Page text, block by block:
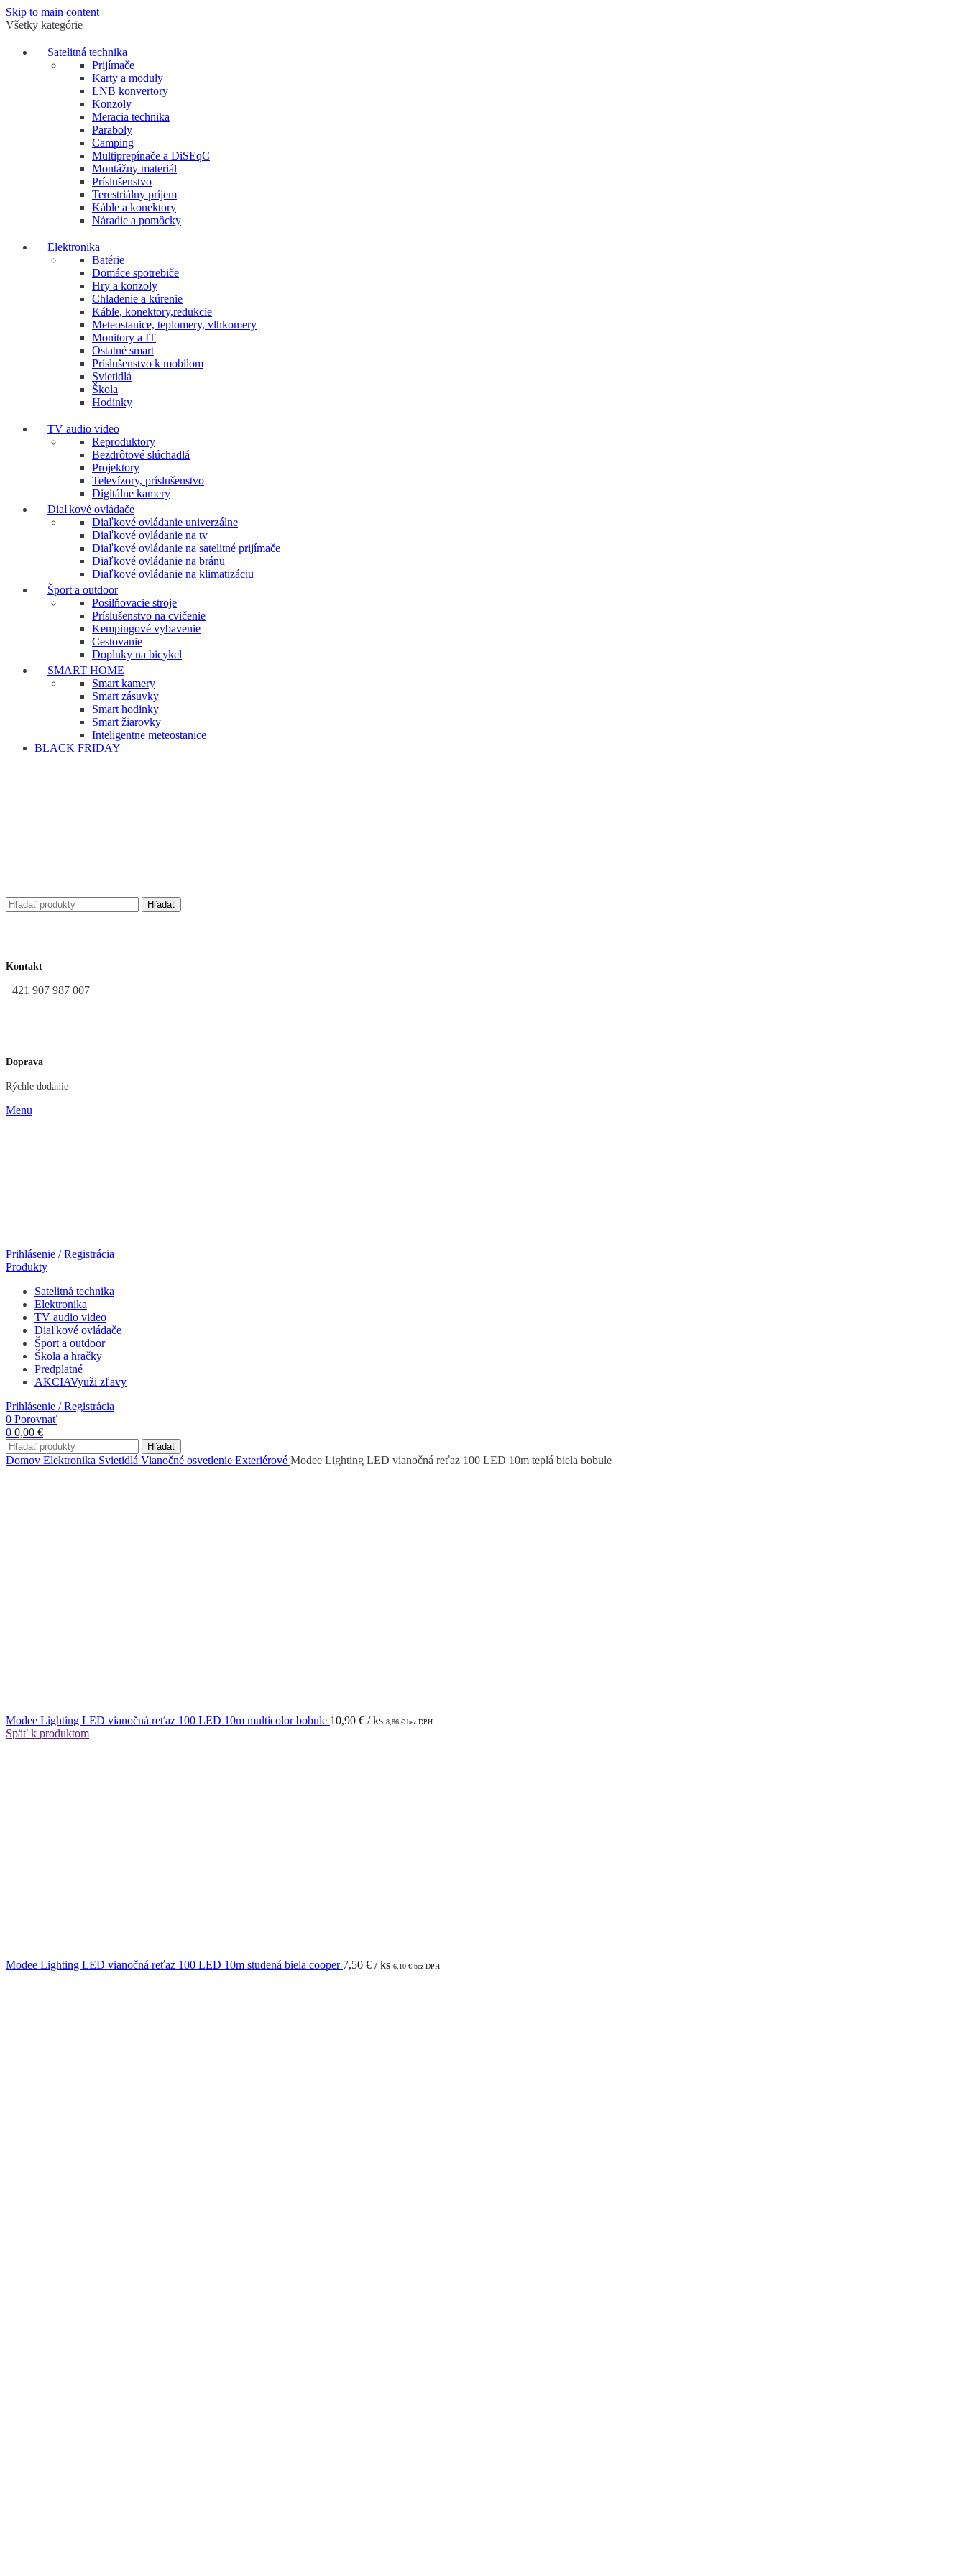
Skip to main content
Všetky kategórie
Satelitná technika
Prijímače
Karty a moduly
LNB konvertory
Konzoly
Meracia technika
Paraboly
Camping
Multiprepínače a DiSEqC
Montážny materiál
Príslušenstvo
Terestriálny príjem
Káble a konektory
Náradie a pomôcky
Elektronika
Batérie
Domáce spotrebiče
Hry a konzoly
Chladenie a kúrenie
Káble, konektory,redukcie
Meteostanice, teplomery, vlhkomery
Monitory a IT
Ostatné smart
Príslušenstvo k mobilom
Svietidlá
Škola
Hodinky
TV audio video
Reproduktory
Bezdrôtové slúchadlá
Projektory
Televízory, príslušenstvo
Digitálne kamery
Diaľkové ovládače
Diaľkové ovládanie univerzálne
Diaľkové ovládanie na tv
Diaľkové ovládanie na satelitné prijímače
Diaľkové ovládanie na bránu
Diaľkové ovládanie na klimatizáciu
Šport a outdoor
Posilňovacie stroje
Príslušenstvo na cvičenie
Kempingové vybavenie
Cestovanie
Doplnky na bicykel
SMART HOME
Smart kamery
Smart zásuvky
Smart hodinky
Smart žiarovky
Inteligentne meteostanice
BLACK FRIDAY
Hľadať
Kontakt
+421 907 987 007
Doprava
Rýchle dodanie
Menu
Prihlásenie / Registrácia
Produkty
Satelitná technika
Elektronika
TV audio video
Diaľkové ovládače
Šport a outdoor
Škola a hračky
Predplatné
AKCIAVyuži zľavy
Prihlásenie / Registrácia
0 Porovnať
0 0,00 €
Hľadať
Domov Elektronika Svietidlá Vianočné osvetlenie Exteriérové Modee Lighting LED vianočná reťaz 100 LED 10m teplá biela bobule
Modee Lighting LED vianočná reťaz 100 LED 10m multicolor bobule 10,90 € / ks 8,86 € bez DPH
Späť k produktom
Modee Lighting LED vianočná reťaz 100 LED 10m studená biela cooper 7,50 € / ks 6,10 € bez DPH